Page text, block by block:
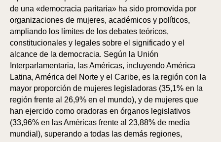
de una «democracia paritaria» ha sido promovida por
organizaciones de mujeres, académicos y políticos,
ampliando los límites de los debates teóricos,
constitucionales y legales sobre el significado y el
alcance de la democracia. Según la Unión
Interparlamentaria, las Américas, incluyendo América
Latina, América del Norte y el Caribe, es la región con la
mayor proporción de mujeres legisladoras (35,1% en la
región frente al 26,9% en el mundo), y de mujeres que
han ejercido como oradoras en órganos legislativos
(33,96% en las Américas frente al 23,88% de media
mundial), superando a todas las demás regiones,